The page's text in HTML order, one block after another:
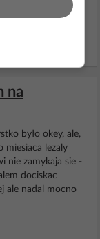
na
było okey, ale,
miesiaca lezaly
nie zamykaja sie -
dociskac
ale nadal mocno